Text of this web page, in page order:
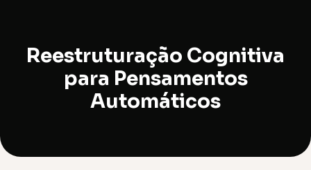
Reestruturação Cognitiva
para Pensamentos
Automáticos